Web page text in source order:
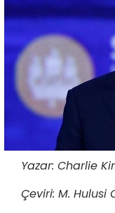
Yazar: Charlie
Çeviri: M. Hulusi